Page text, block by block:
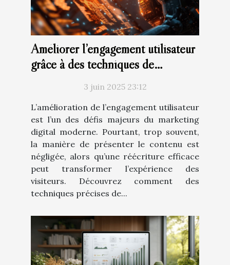
Améliorer l’engagement utilisateur
grâce à des techniques de
réécriture efficaces
3 juin 2025 23:12
L’amélioration de l’engagement utilisateur
est l’un des défis majeurs du marketing
digital moderne. Pourtant, trop souvent,
la manière de présenter le contenu est
négligée, alors qu’une réécriture efficace
peut transformer l’expérience des
visiteurs. Découvrez comment des
techniques précises de...